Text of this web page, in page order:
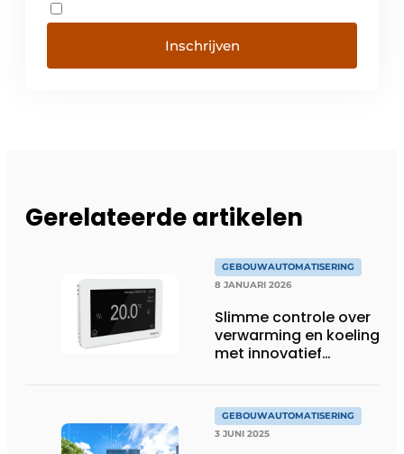
Inschrijven
Gerelateerde artikelen
GEBOUWAUTOMATISERING
8 JANUARI 2026
Slimme controle over
verwarming en koeling
met innovatief
GEBOUWAUTOMATISERING
3 JUNI 2025